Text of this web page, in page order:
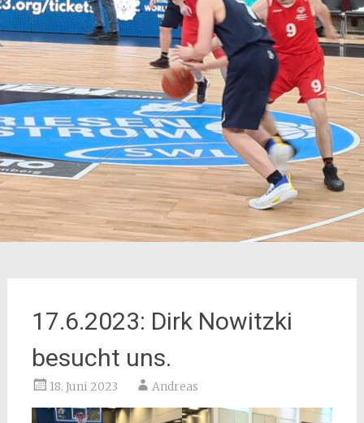
17.6.2023: Dirk Nowitzki
besucht uns.
18. Juni 2023 Andreas